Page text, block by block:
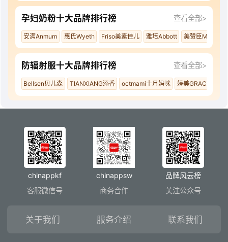
孕妇奶粉十大品牌排行榜 查看全部>
安满Anmum 惠氏Wyeth Friso美素佳儿 雅培Abbott 美赞臣
防辐射服十大品牌排行榜 查看全部>
Bellsen贝儿森 TIANXIANG添香 octmami十月妈咪 婷美GRACEWELL
chinappkf
客服微信号
chinappsw
商务合作
品牌风云榜
关注公众号
关于我们 服务介绍 联系我们